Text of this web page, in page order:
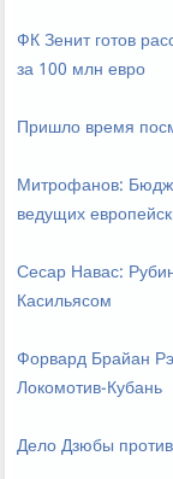
ФК Зенит готов
за 100 млн евро
Пришло время
Митрофанов:
ведущих
Сесар Навас:
Касильясом
Форвард Брайан
Локомотив-Кубань
Дело Дзюбы